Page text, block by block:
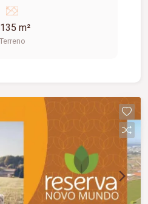
lado oposto
m²
Terreno